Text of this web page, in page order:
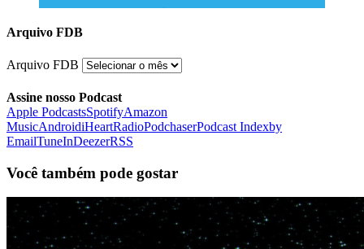
Arquivo FDB
Arquivo FDB
Assine nosso Podcast
Apple PodcastsSpotifyAmazon
MusicAndroidiHeartRadioPodchaserPodcast Indexby
EmailTuneInDeezerRSS
Você também pode gostar